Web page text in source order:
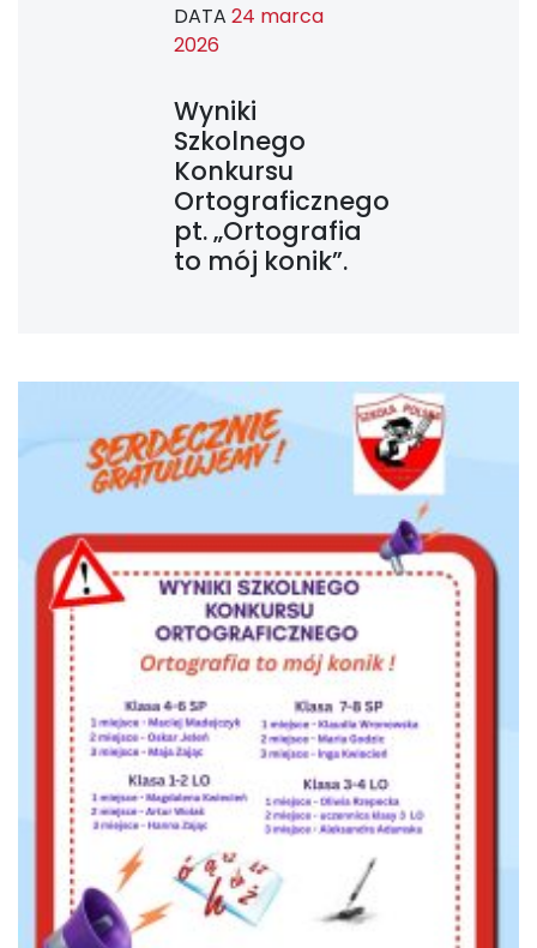
DATA 24 marca
2026
Wyniki
Szkolnego
Konkursu
Ortograficznego
pt. „Ortografia
to mój konik”.